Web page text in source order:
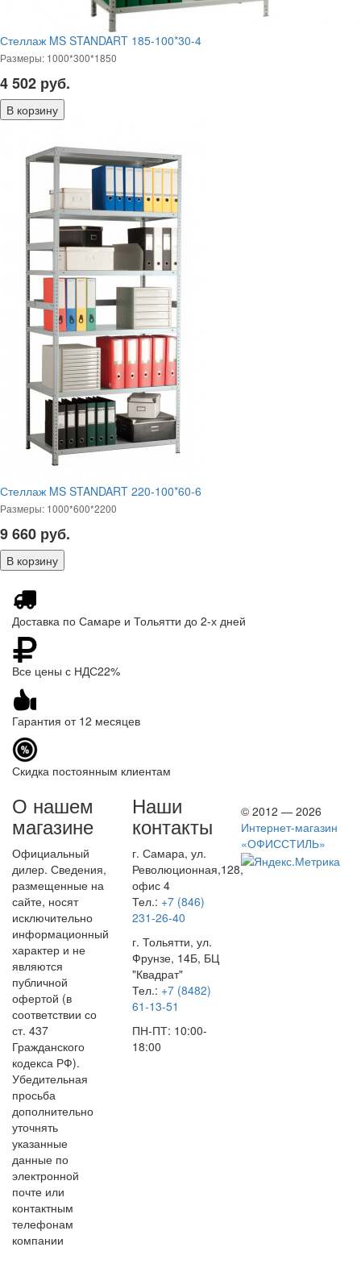
Стеллаж MS STANDART 185-100*30-4
Размеры: 1000*300*1850
4 502 руб.
Стеллаж MS STANDART 220-100*60-6
Размеры: 1000*600*2200
9 660 руб.
Доставка по Самаре и Тольятти до 2-х дней
Все цены с НДС22%
Гарантия от 12 месяцев
Скидка постоянным клиентам
О нашем
магазине
Официальный
дилер. Сведения,
размещенные на
сайте, носят
исключительно
информационный
характер и не
являются
публичной
офертой (в
соответствии со
ст. 437
Гражданского
кодекса РФ).
Убедительная
просьба
дополнительно
уточнять
указанные
данные по
электронной
почте или
контактным
телефонам
компании
Наши
контакты
г. Самара, ул.
Революционная,128,
офис 4
Тел.: +7 (846)
231-26-40
г. Тольятти, ул.
Фрунзе, 14Б, БЦ
"Квадрат"
Тел.: +7 (8482)
61-13-51
ПН-ПТ: 10:00-
18:00
© 2012 — 2026
Интернет-магазин
«ОФИССТИЛЬ»